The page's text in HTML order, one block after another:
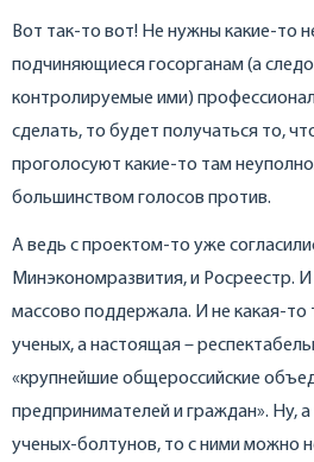
Вот так-то вот! Не нужны какие-то
подчиняющиеся госорганам (а
контролируемые ими)
сделать, то будет получаться то,
проголосуют какие-то там
большинством голосов против.
А ведь с проектом-то уже
Минэкономразвития, и Росреестр.
массово поддержала. И не какая-то
ученых, а настоящая –
«крупнейшие общероссийские
предпринимателей и граждан». Ну, а
ученых-болтунов, то с ними можно